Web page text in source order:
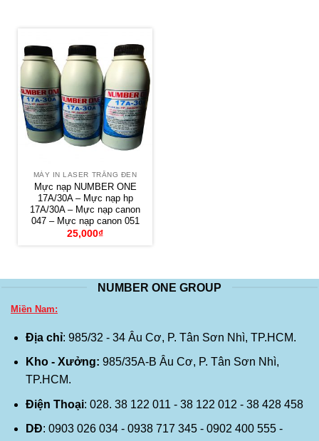
MÁY IN LASER TRẮNG ĐEN
Mực nạp NUMBER ONE
17A/30A – Mực nạp hp
17A/30A – Mực nạp canon
047 – Mực nạp canon 051
25,000₫
NUMBER ONE GROUP
Miền Nam:
Địa chỉ: 985/32 - 34 Âu Cơ, P. Tân Sơn Nhì, TP.HCM.
Kho - Xưởng: 985/35A-B Âu Cơ, P. Tân Sơn Nhì,
TP.HCM.
Điện Thoại: 028. 38 122 011 - 38 122 012 - 38 428 458
DĐ: 0903 026 034 - 0938 717 345 - 0902 400 555 -